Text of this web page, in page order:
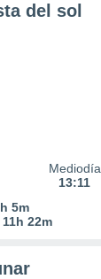
del sol
Mediodía
13:11
5m
11h 22m